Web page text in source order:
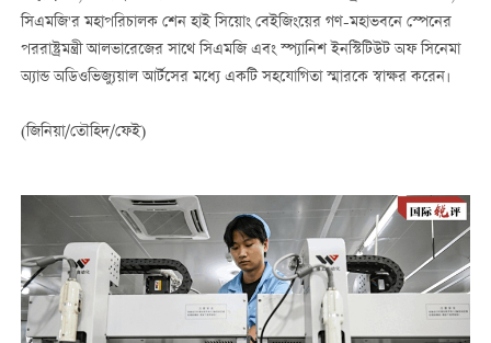
সিএমজি'র মহাপরিচালক শেন হাই সিয়োং বেইজিংয়ের গণ-মহাভবনে স্পেনের
পররাষ্ট্রমন্ত্রী আলভারেজের সাথে সিএমজি এবং স্প্যানিশ ইনস্টিটিউট অফ সিনেমা
অ্যান্ড অডিওভিজ্যুয়াল আর্টসের মধ্যে একটি সহযোগিতা স্মারকে স্বাক্ষর করেন।
(জিনিয়া/তৌহিদ/ফেই)